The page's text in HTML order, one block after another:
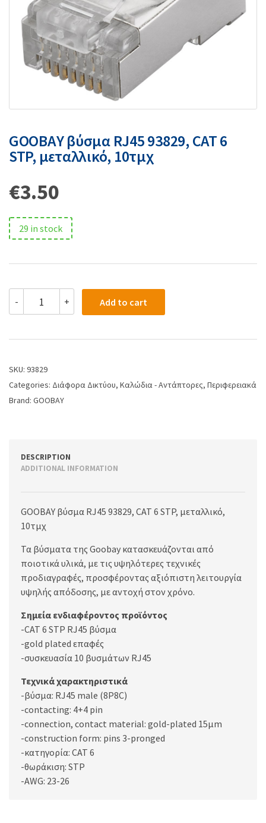
GOOBAY βύσμα RJ45 93829, CAT 6
STP, μεταλλικό, 10τμχ
€3.50
29 in stock
- + Add to cart
SKU: 93829
Categories: Διάφορα Δικτύου, Καλώδια - Αντάπτορες, Περιφερειακά
Brand: GOOBAY
DESCRIPTION
ADDITIONAL INFORMATION
GOOBAY βύσμα RJ45 93829, CAT 6 STP, μεταλλικό,
10τμχ
Τα βύσματα της Goobay κατασκευάζονται από
ποιοτικά υλικά, με τις υψηλότερες τεχνικές
προδιαγραφές, προσφέροντας αξιόπιστη λειτουργία
υψηλής απόδοσης, με αντοχή στον χρόνο.
Σημεία ενδιαφέροντος προϊόντος
-CAT 6 STP RJ45 βύσμα
-gold plated επαφές
-συσκευασία 10 βυσμάτων RJ45
Τεχνικά χαρακτηριστικά
-βύσμα: RJ45 male (8P8C)
-contacting: 4+4 pin
-connection, contact material: gold-plated 15µm
-construction form: pins 3-pronged
-κατηγορία: CAT 6
-θωράκιση: STP
-AWG: 23-26